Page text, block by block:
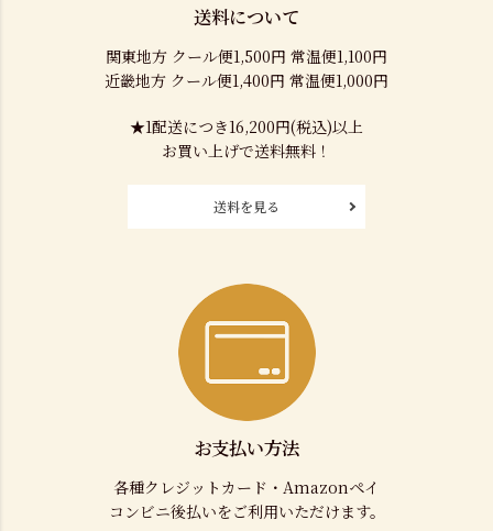
送料について
関東地方 クール便1,500円 常温便1,100円
近畿地方 クール便1,400円 常温便1,000円
★1配送につき16,200円(税込)以上
お買い上げで送料無料！
送料を見る
お支払い方法
各種クレジットカード・Amazonペイ
コンビニ後払いをご利用いただけます。